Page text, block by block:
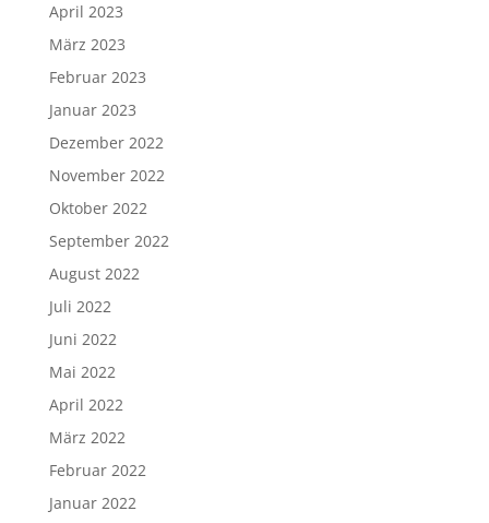
April 2023
März 2023
Februar 2023
Januar 2023
Dezember 2022
November 2022
Oktober 2022
September 2022
August 2022
Juli 2022
Juni 2022
Mai 2022
April 2022
März 2022
Februar 2022
Januar 2022